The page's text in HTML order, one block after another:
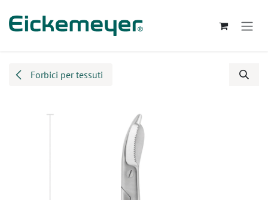
Forbici per tessuti